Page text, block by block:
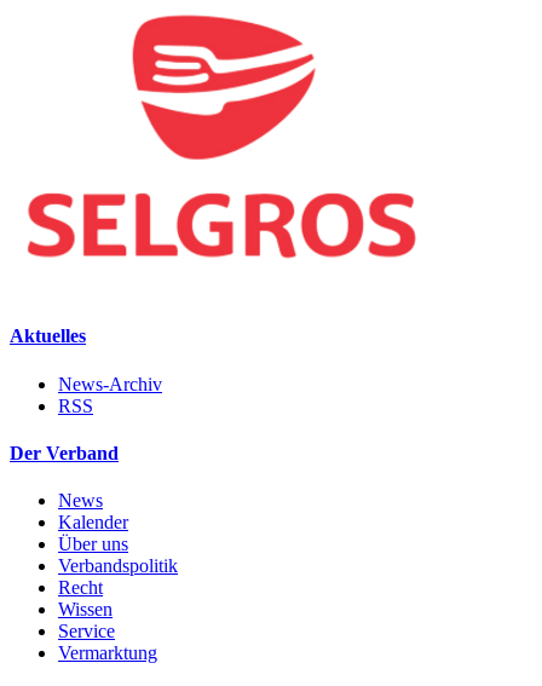
Aktuelles
News-Archiv
RSS
Der Verband
News
Kalender
Über uns
Verbandspolitik
Recht
Wissen
Service
Vermarktung